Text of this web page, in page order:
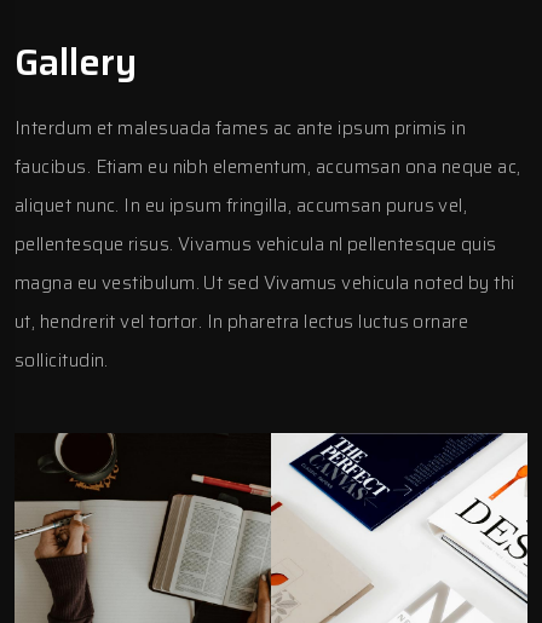
Gallery
Interdum et malesuada fames ac ante ipsum primis in
faucibus. Etiam eu nibh elementum, accumsan ona neque ac,
aliquet nunc. In eu ipsum fringilla, accumsan purus vel,
pellentesque risus. Vivamus vehicula nl pellentesque quis
magna eu vestibulum. Ut sed Vivamus vehicula noted by thi
ut, hendrerit vel tortor. In pharetra lectus luctus ornare
sollicitudin.